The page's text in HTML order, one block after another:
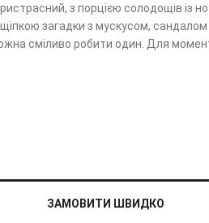
з порцією солодощів із
щіпкою загадки з мускусом,
сміливо робити один. Для
ЗАМОВИТИ ШВИДКО